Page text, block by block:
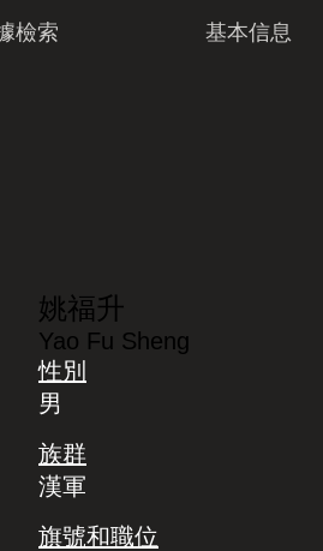
檢索 基本信息
姚福升
Yao Fu Sheng
性別
男
族群
漢軍
旗號和職位